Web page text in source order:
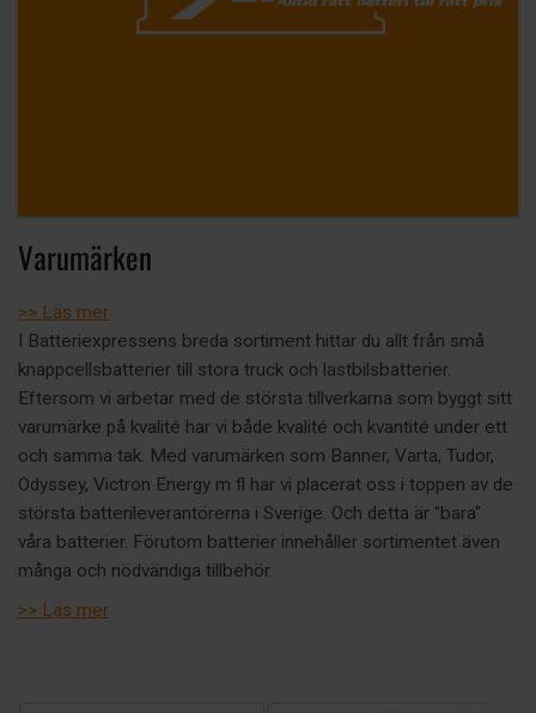
Varumärken
>> Läs mer
I Batteriexpressens breda sortiment hittar du allt från små
knappcellsbatterier till stora truck och lastbilsbatterier.
Eftersom vi arbetar med de största tillverkarna som byggt sitt
varumärke på kvalité har vi både kvalité och kvantité under ett
och samma tak. Med varumärken som Banner, Varta, Tudor,
Odyssey, Victron Energy m fl har vi placerat oss i toppen av de
största batterileverantörerna i Sverige. Och detta är "bara"
våra batterier. Förutom batterier innehåller sortimentet även
många och nödvändiga tillbehör.
Hos oss hittar du
>> Läs mer